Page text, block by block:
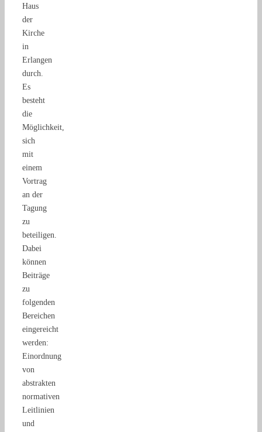
Haus
der
Kirche
in
Erlangen
durch.
Es
besteht
die
Möglichkeit,
sich
mit
einem
Vortrag
an der
Tagung
zu
beteiligen.
Dabei
können
Beiträge
zu
folgenden
Bereichen
eingereicht
werden:
Einordnung
von
abstrakten
normativen
Leitlinien
und